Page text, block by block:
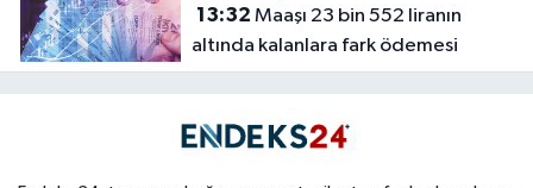
13:32
altında kalanlara fark ödemesi